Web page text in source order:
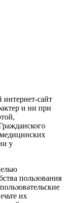
сайт
и ни при
у
пользования
их